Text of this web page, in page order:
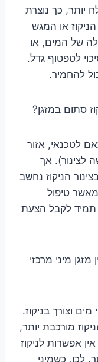
יותר, כך נוצרת
או המגש
של המים, או
לטפטוף גדל.
להחמיר.
סתום במזגן?
לטכנאי, אזור
לצינור). אך
הניקוז נחשב
מאשר טיפול
תמיד לקבל הצעת
מיני מרכזי
וצורך בניקוז.
מורכבת יותר,
אפשרות לניקוז
לכן, כשמיני